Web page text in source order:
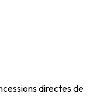
directes de